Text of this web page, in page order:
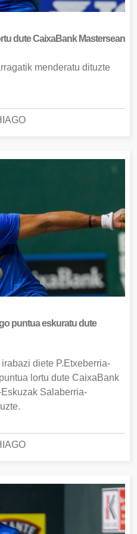
dute CaixaBank Mastersean
menderatu dituzte
puntua eskuratu dute
diete P.Etxeberria-
lortu dute CaixaBank
Salaberria-